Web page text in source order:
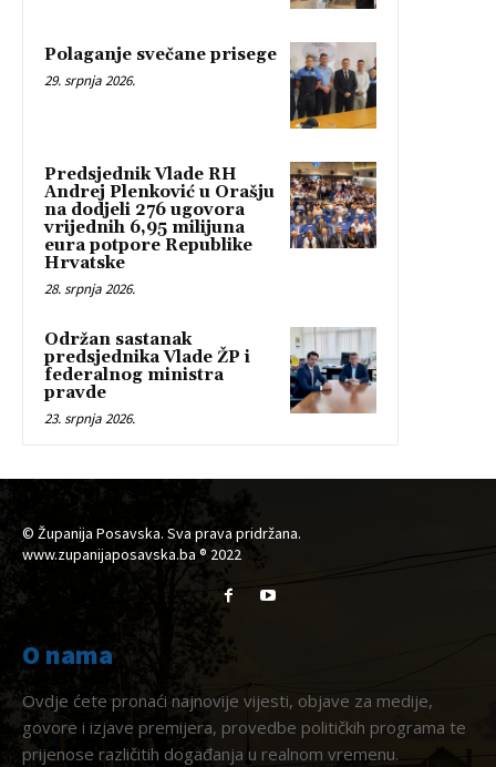
Polaganje svečane prisege
29. srpnja 2026.
Predsjednik Vlade RH
Andrej Plenković u Orašju
na dodjeli 276 ugovora
vrijednih 6,95 milijuna
eura potpore Republike
Hrvatske
28. srpnja 2026.
Održan sastanak
predsjednika Vlade ŽP i
federalnog ministra
pravde
23. srpnja 2026.
© Županija Posavska. Sva prava pridržana.
www.zupanijaposavska.ba ® 2022
O nama
Ovdje ćete pronaći najnovije vijesti, objave za medije,
govore i izjave premijera, provedbe političkih programa te
prijenose različitih događanja u realnom vremenu.